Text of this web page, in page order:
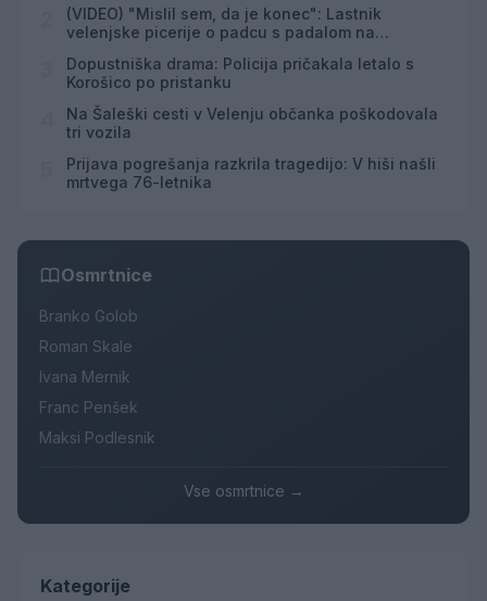
(VIDEO) "Mislil sem, da je konec": Lastnik
velenjske picerije o padcu s padalom na
Dopustniška drama: Policija pričakala letalo s
Korošico po pristanku
Na Šaleški cesti v Velenju občanka poškodovala
tri vozila
Prijava pogrešanja razkrila tragedijo: V hiši našli
mrtvega 76-letnika
Osmrtnice
Branko Golob
Roman Skale
Ivana Mernik
Franc Penšek
Maksi Podlesnik
Vse osmrtnice →
Kategorije